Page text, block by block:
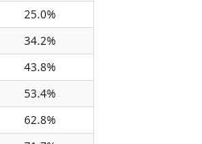
25.0%
34.2%
43.8%
53.4%
62.8%